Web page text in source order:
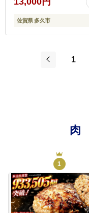
佐賀県 多久市
1
肉
1